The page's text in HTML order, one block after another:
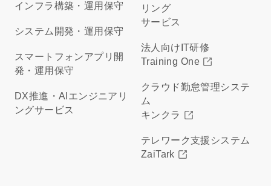
インフラ構築・運用保守
システム開発・運用保守
スマートフォンアプリ開
発・運用保守
DX推進・AIエンジニアリ
ングサービス
リング
サービス
法人向けIT研修
Training One
クラウド勤怠管理システ
ム
キンクラ
テレワーク支援システム
ZaiTark